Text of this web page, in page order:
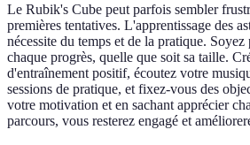
Le Rubik's Cube peut parfois sembler
premières tentatives. L'apprentissage des
nécessite du temps et de la pratique. Soyez
chaque progrès, quelle que soit sa taille.
d'entraînement positif, écoutez votre
sessions de pratique, et fixez-vous des
votre motivation et en sachant apprécier
parcours, vous resterez engagé et